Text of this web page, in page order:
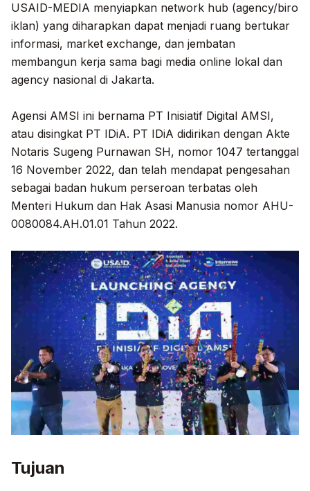
USAID-MEDIA menyiapkan network hub (agency/biro
iklan) yang diharapkan dapat menjadi ruang bertukar
informasi, market exchange, dan jembatan
membangun kerja sama bagi media online lokal dan
agency nasional di Jakarta.
Agensi AMSI ini bernama PT Inisiatif Digital AMSI,
atau disingkat PT IDiA. PT IDiA didirikan dengan Akte
Notaris Sugeng Purnawan SH, nomor 1047 tertanggal
16 November 2022, dan telah mendapat pengesahan
sebagai badan hukum perseroan terbatas oleh
Menteri Hukum dan Hak Asasi Manusia nomor AHU-
0080084.AH.01.01 Tahun 2022.
Tujuan